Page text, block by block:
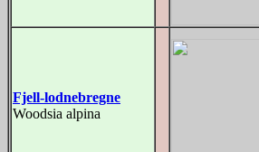
Fjell-lodnebregne
Woodsia alpina